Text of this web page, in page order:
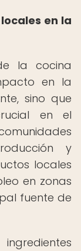
en la
la cocina
en la
sino que
en el
y
locales
en zonas
fuente de